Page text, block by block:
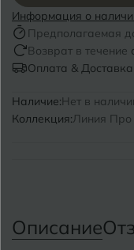
Информация о
Предполагаемая
Возврат в течение
Оплата & Доставка
Наличие:Нет в
Коллекция:Линия Про
Описание
Воткинск
Грозный
Е Евпатория